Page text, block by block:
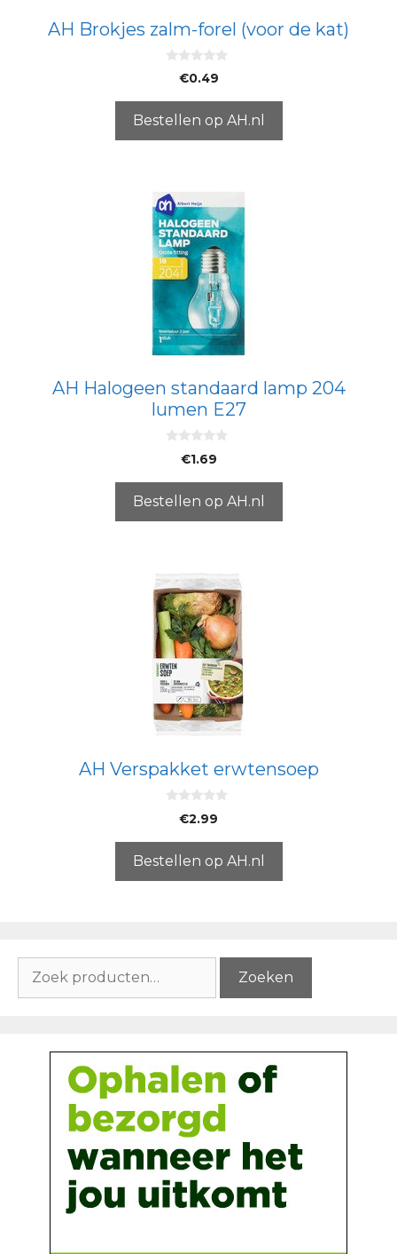
AH Brokjes zalm-forel (voor de kat)
5
€0.49
Bestellen op AH.nl
AH Halogeen standaard lamp 204
lumen E27
5
€1.69
Bestellen op AH.nl
AH Verspakket erwtensoep
5
€2.99
Bestellen op AH.nl
naar:
Zoeken